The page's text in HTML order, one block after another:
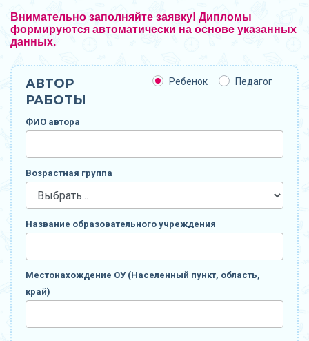
Внимательно заполняйте заявку! Дипломы
формируются автоматически на основе указанных
данных.
АВТОР
РАБОТЫ
Ребенок Педагог
ФИО автора
Возрастная группа
Название образовательного учреждения
Местонахождение ОУ (Населенный пункт, область,
край)